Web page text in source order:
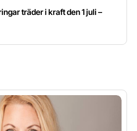
träder i kraft den 1 juli –